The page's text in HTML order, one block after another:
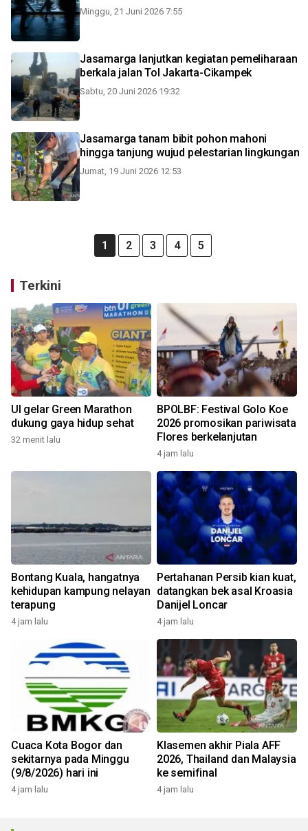
Minggu, 21 Juni 2026 7:55
Jasamarga lanjutkan kegiatan pemeliharaan
berkala jalan Tol Jakarta-Cikampek
Sabtu, 20 Juni 2026 19:32
Jasamarga tanam bibit pohon mahoni
hingga tanjung wujud pelestarian lingkungan
Jumat, 19 Juni 2026 12:53
1 2 3 4 5
Terkini
UI gelar Green Marathon
dukung gaya hidup sehat
32 menit lalu
BPOLBF: Festival Golo Koe
2026 promosikan pariwisata
Flores berkelanjutan
4 jam lalu
Bontang Kuala, hangatnya
kehidupan kampung nelayan
terapung
4 jam lalu
Pertahanan Persib kian kuat,
datangkan bek asal Kroasia
Danijel Loncar
4 jam lalu
Cuaca Kota Bogor dan
sekitarnya pada Minggu
(9/8/2026) hari ini
4 jam lalu
Klasemen akhir Piala AFF
2026, Thailand dan Malaysia
ke semifinal
4 jam lalu